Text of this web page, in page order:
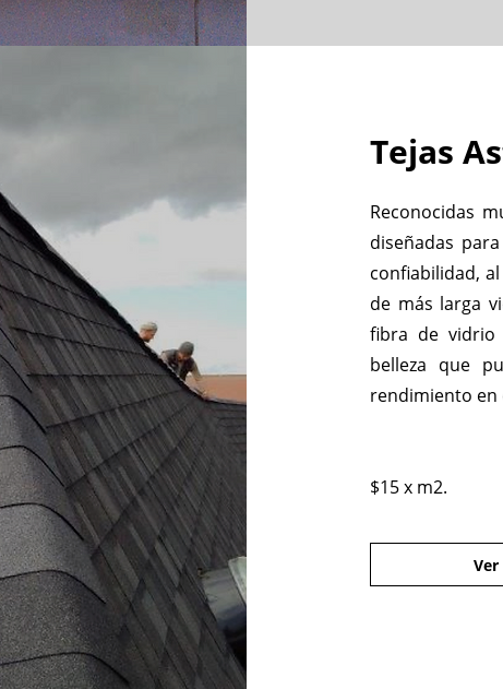
Tejas
Reconocidas
diseñadas
confiabilidad,
de más larga
fibra de
belleza que
rendimiento en
$15 x m2.
Ver